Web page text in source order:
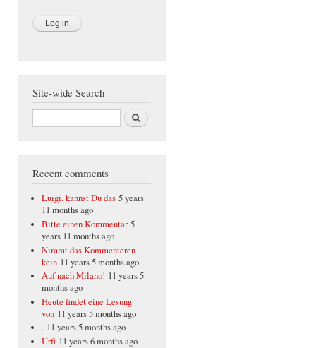
Site-wide Search
Search
Recent comments
Luigi. kannst Du das 5 years
11 months ago
Bitte einen Kommentar 5
years 11 months ago
Nimmt das Kommenteren
kein 11 years 5 months ago
Auf nach Milano! 11 years 5
months ago
Heute findet eine Lesung
von 11 years 5 months ago
. 11 years 5 months ago
Urfi 11 years 6 months ago